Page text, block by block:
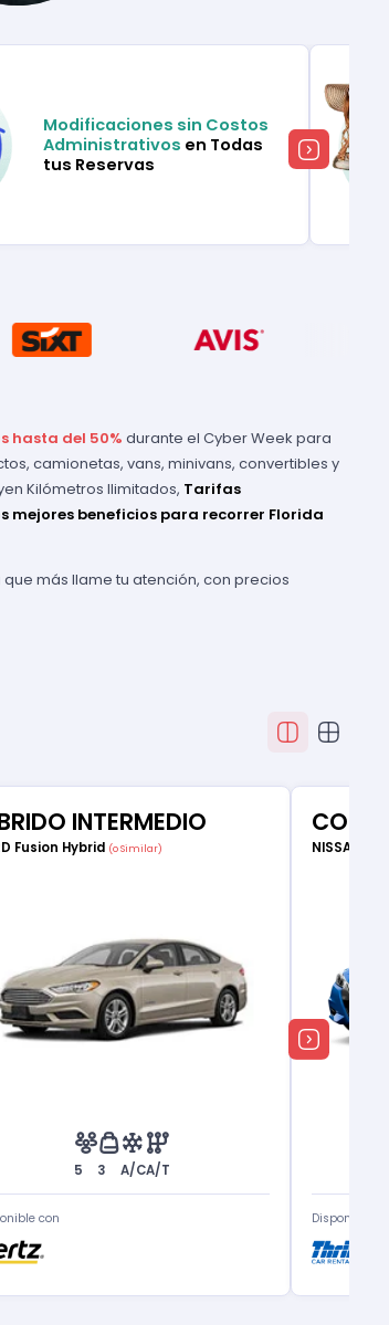
Modificaciones sin Costos
Administrativos en Todas
tus Reservas
hasta del 50% durante el Cyber Week para
camionetas, vans, minivans, convertibles y
Kilómetros Ilimitados, Tarifas
mejores beneficios para recorrer Florida
más llame tu atención, con precios
INTERMEDIO
Fusion Hybrid (o Similar)
5 3 A/CA/T
con
NISSAN
Disponible